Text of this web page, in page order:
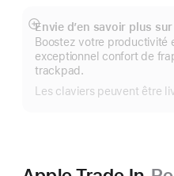
Envie d’en savoir plus
Boostez votre productivité
exceptionnel confort de
trackpad.
Les claviers peuvent être
Afficher
plus